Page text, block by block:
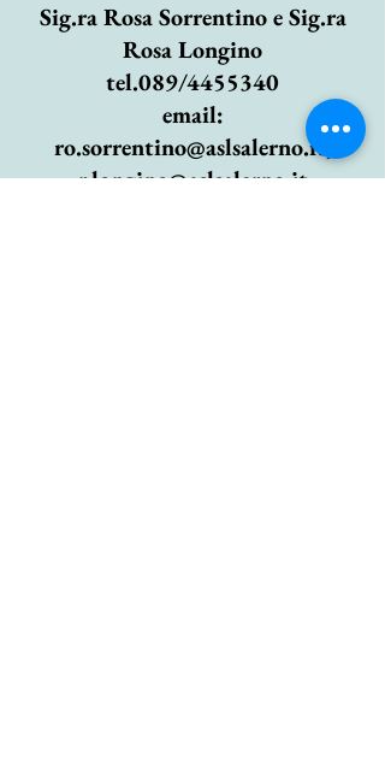
Sig.ra Rosa Sorrentino e Sig.ra
Rosa Longino
tel.089/4455340
email:
ro.sorrentino@aslsalerno.it
r.longino@aslsalerno.it